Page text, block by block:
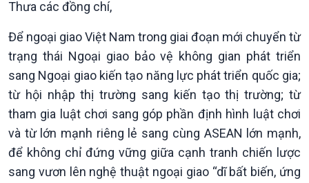
Tin Kinh tế
Dòng chảy Kinh tế
Sức sống hàng Việt
Khởi nghiệp
Tuyên chiến với gian lận
thương mại
Mùa vàng
Biển đảo Việt Nam
Tâm tình biên giới và hải
đảo
Tìm hiểu biển, đảo Việt
Nam
Thưa các đồng chí,
Để ngoại giao Việt Nam trong giai đoạn mới chuyển từ
trạng thái Ngoại giao bảo vệ không gian phát triển
sang Ngoại giao kiến tạo năng lực phát triển quốc gia;
từ hội nhập thị trường sang kiến tạo thị trường; từ
tham gia luật chơi sang góp phần định hình luật chơi
và từ lớn mạnh riêng lẻ sang cùng ASEAN lớn mạnh,
để không chỉ đứng vững giữa cạnh tranh chiến lược
sang vươn lên nghệ thuật ngoại giao “dĩ bất biến, ứng